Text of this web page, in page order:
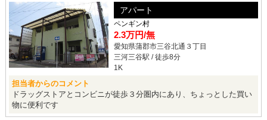
アパート
ペンギン村
2.3万円/無
愛知県蒲郡市三谷北通３丁目
三河三谷駅 / 徒歩8分
1K
担当者からのコメント
ドラッグストアとコンビニが徒歩３分圏内にあり、ちょっとした買い
物に便利です